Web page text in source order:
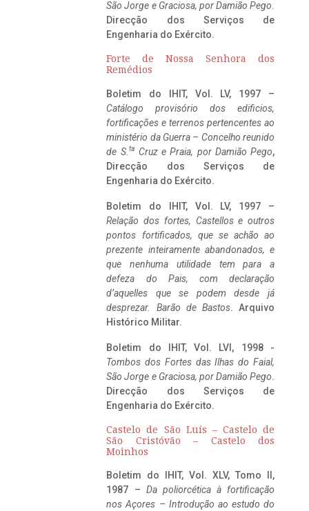
São Jorge e Graciosa, por Damião Pego.
Direcção dos Serviços de
Engenharia do Exército.
Forte de Nossa Senhora dos
Remédios
Boletim do IHIT, Vol. LV, 1997 –
Catálogo provisório dos edificios,
fortificações e terrenos pertencentes ao
ministério da Guerra – Concelho reunido
de S. ta Cruz e Praia, por Damião Pego,
Direcção dos Serviços de
Engenharia do Exército.
Boletim do IHIT, Vol. LV, 1997 –
Relação dos fortes, Castellos e outros
pontos fortificados, que se achão ao
prezente inteiramente abandonados, e
que nenhuma utilidade tem para a
defeza do Pais, com declaração
d’aquelles que se podem desde já
desprezar. Barão de Bastos. Arquivo
Histórico Militar.
Boletim do IHIT, Vol. LVI, 1998 -
Tombos dos Fortes das Ilhas do Faial,
São Jorge e Graciosa, por Damião Pego.
Direcção dos Serviços de
Engenharia do Exército.
Castelo de São Luís – Castelo de
São Cristóvão – Castelo dos
Moinhos
Boletim do IHIT, Vol. XLV, Tomo II,
1987 – Da poliorcética à fortificação
nos Açores – Introdução ao estudo do